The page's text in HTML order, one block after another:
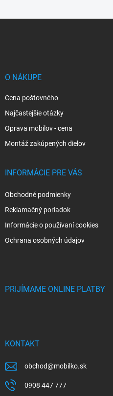
O NÁKUPE
Cena poštovného
Najčastejšie otázky
Oprava mobilov - cena
Montáž zakúpených dielov
INFORMÁCIE PRE VÁS
Obchodné podmienky
Reklamačný poriadok
Informácie o používaní cookies
Ochrana osobných údajov
PRIJÍMAME ONLINE PLATBY
KONTAKT
obchod@mobilko.sk
0908 447 777